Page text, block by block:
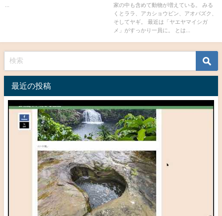
家の中も含めて動物が増えている。 みる
くとララ、アカショウビン、アオバズク、
そしてヤギ。 最近は「ヤエヤマイシガ
メ」がすっかり一員に。 とは...
最近の投稿